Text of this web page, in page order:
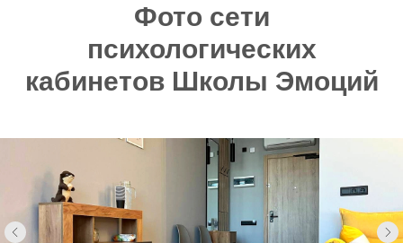
Фото сети
психологических
кабинетов Школы Эмоций